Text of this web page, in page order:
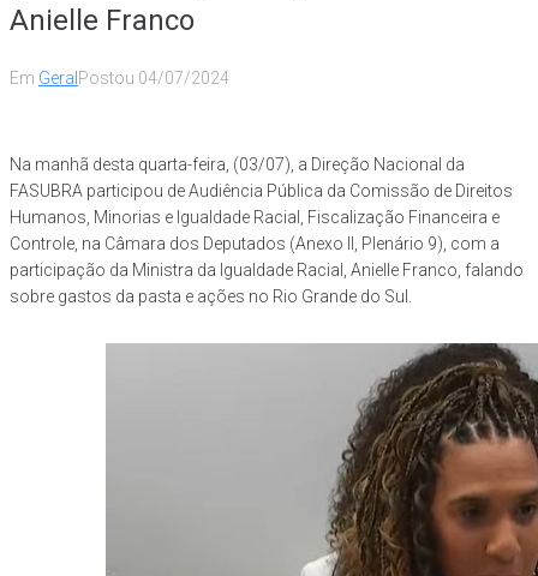
Anielle Franco
Em Geral Postou 04/07/2024
Na manhã desta quarta-feira, (03/07), a Direção Nacional da
FASUBRA participou de Audiência Pública da Comissão de Direitos
Humanos, Minorias e Igualdade Racial, Fiscalização Financeira e
Controle, na Câmara dos Deputados (Anexo II, Plenário 9), com a
participação da Ministra da Igualdade Racial, Anielle Franco, falando
sobre gastos da pasta e ações no Rio Grande do Sul.